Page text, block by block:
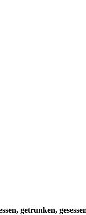
getrunken,